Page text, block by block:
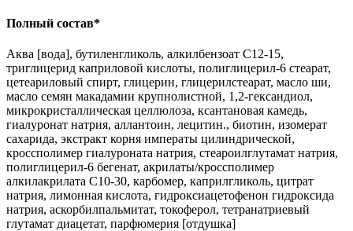
Полный состав*
Аква [вода], бутиленгликоль, алкилбензоат С12-15,
триглицерид каприловой кислоты, полиглицерил-6 стеарат,
цетеариловый спирт, глицерин, глицерилстеарат, масло ши,
масло семян макадамии крупнолистной, 1,2-гександиол,
микрокристаллическая целлюлоза, ксантановая камедь,
гиалуронат натрия, аллантоин, лецитин., биотин, изомерат
сахарида, экстракт корня императы цилиндрической,
кроссполимер гиалуроната натрия, стеароилглутамат натрия,
полиглицерил-6 бегенат, акрилаты/кроссполимер
алкилакрилата С10-30, карбомер, каприлгликоль, цитрат
натрия, лимонная кислота, гидроксиацетофенон гидроксида
натрия, аскорбилпальмитат, токоферол, тетранатриевый
глутамат диацетат, парфюмерия [отдушка]